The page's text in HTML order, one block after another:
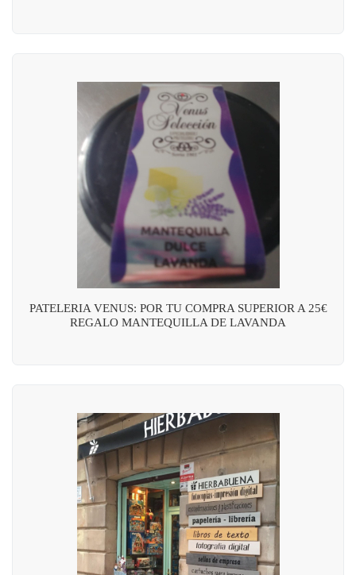
PATELERIA VENUS: POR TU COMPRA SUPERIOR A 25€
REGALO MANTEQUILLA DE LAVANDA